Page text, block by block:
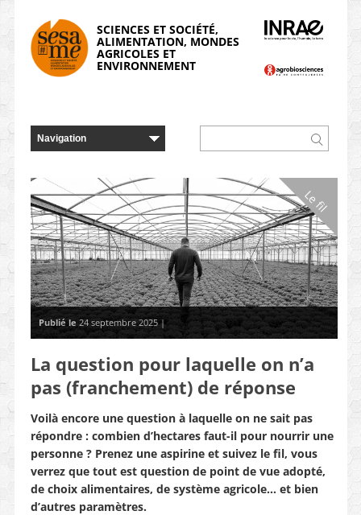
SCIENCES ET SOCIÉTÉ,
ALIMENTATION, MONDES
AGRICOLES ET
ENVIRONNEMENT
Le fil
Publié le 24 septembre 2025 |
La question pour laquelle on n’a
pas (franchement) de réponse
Voilà encore une question à laquelle on ne sait pas
répondre : combien d’hectares faut-il pour nourrir une
personne ? Prenez une aspirine et suivez le fil, vous
verrez que tout est question de point de vue adopté,
de choix alimentaires, de système agricole… et bien
d’autres paramètres.